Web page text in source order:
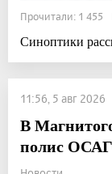
Прочитали: 1
Синоптики
11:56, 5 авг 2026
В
полис